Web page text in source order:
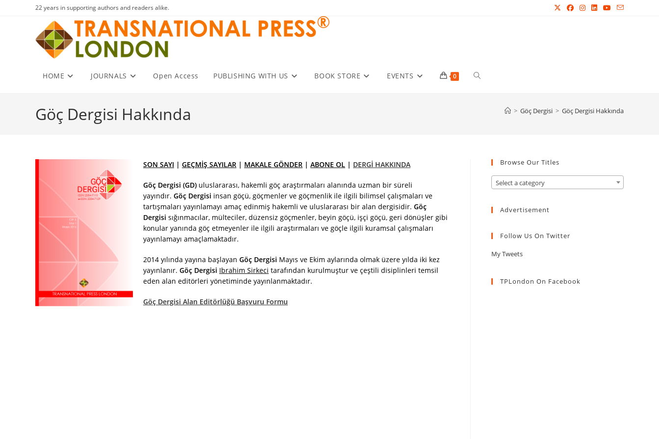
22 years in supporting authors and readers alike.
HOME JOURNALS Open Access PUBLISHING WITH US BOOK STORE EVENTS 0 Toggle
Göç Dergisi Hakkında > Göç Dergisi > Göç Dergisi Hakkında
SON SAYI | GEÇMİŞ SAYILAR | MAKALE GÖNDER | ABONE OL | DERGİ HAKKINDA
Göç Dergisi (GD) uluslararası, hakemli göç araştırmaları alanında uzman bir süreli
yayındır. Göç Dergisi insan göçü, göçmenler ve göçmenlik ile ilgili bilimsel çalışmaları ve
tartışmaları yayınlamayı amaç edinmiş hakemli ve uluslararası bir alan dergisidir. Göç
Dergisi sığınmacılar, mülteciler, düzensiz göçmenler, beyin göçü, işçi göçü, geri dönüşler gibi
konular yanında göç etmeyenler ile ilgili araştırmaları ve göçle ilgili kuramsal çalışmaları
yayınlamayı amaçlamaktadır.
2014 yılında yayına başlayan Göç Dergisi Mayıs ve Ekim aylarında olmak üzere yılda iki kez
yayınlanır. Göç Dergisi Ibrahim Sirkeci tarafından kurulmuştur ve çeştili disiplinleri temsil
eden alan editörleri yönetiminde yayınlanmaktadır.
Göç Dergisi Alan Editörlüğü Başvuru Formu
Browse Our Titles
Select a category
Advertisement
Follow Us On Twitter
My Tweets
TPLondon On Facebook